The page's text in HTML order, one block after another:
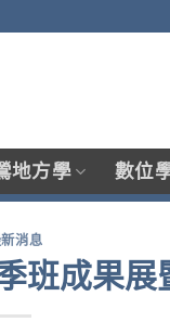
地方學 數位
消息
班成果展